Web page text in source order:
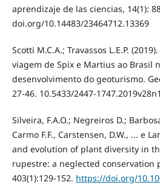
aprendizaje de las ciencias, 14(1):
doi.org/10.14483/23464712.13369
Scotti M.C.A.; Travassos L.E.P.
viagem de Spix e Martius ao Brasil
desenvolvimento do geoturismo.
27-46. 10.5433/2447-
Silveira, F.A.O.; Negreiros D.;
Carmo F.F., Carstensen, D.W., ... e
and evolution of plant diversity in
rupestre: a neglected conservation
403(1):129-152. https://doi.org/